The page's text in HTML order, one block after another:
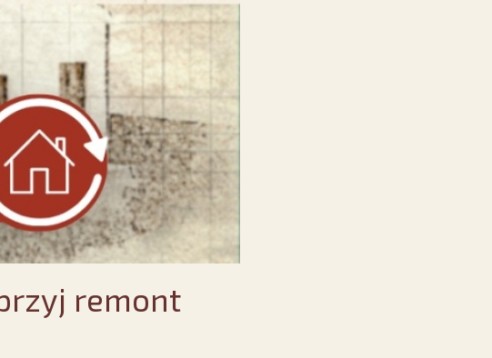
remont